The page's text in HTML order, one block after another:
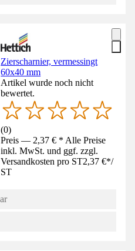
Zierscharnier, vermessingt
60x40 mm
Artikel wurde noch nicht
bewertet.
(0)
Preis — 2,37 € * Alle Preise
inkl. MwSt. und ggf. zzgl.
Versandkosten pro ST2,37 €*/
ST